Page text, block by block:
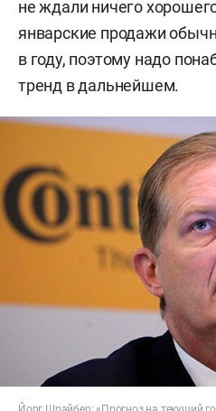
не ждали ничего
январские продажи
в году, поэтому надо
тренд в дальнейшем.